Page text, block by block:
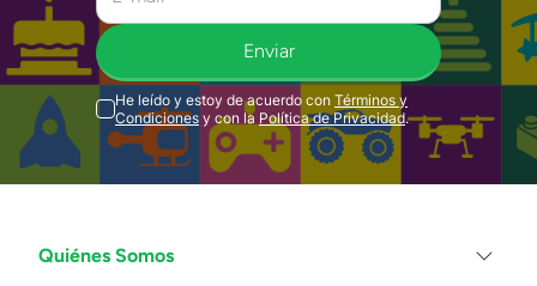
Enviar
He leído y estoy de acuerdo con Términos y
Condiciones y con la Política de Privacidad.
Quiénes Somos